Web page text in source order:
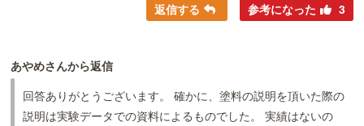
返信する 参考になった 3
あやめさんから返信
回答ありがとうございます。 確かに、塗料の説明を頂いた際の
説明は実験データでの資料によるものでした。 実績はないの